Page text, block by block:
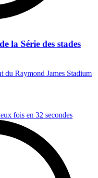
la Série des stades
du Raymond James Stadium